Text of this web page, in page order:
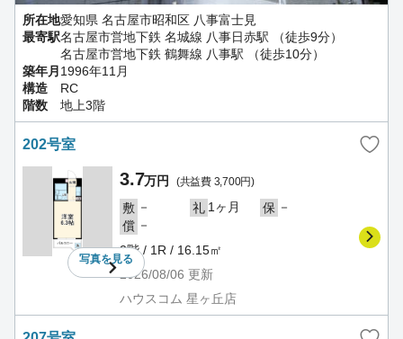
所在地愛知県 名古屋市昭和区 八事富士見
最寄駅名古屋市営地下鉄 名城線 八事日赤駅 （徒歩9分）
名古屋市営地下鉄 鶴舞線 八事駅 （徒歩10分）
築年月 1996年11月
構造
RC
階数
地上3階
202号室
写真を見る
3.7万円 (共益費 3,700円)
敷 － 礼 1ヶ月 保 －
償 －
2階 / 1R / 16.15㎡
2026/08/06 更新
ハウスコム 星ヶ丘店